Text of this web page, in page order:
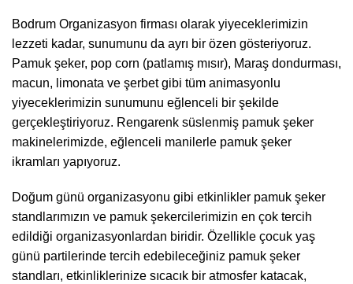
Bodrum Organizasyon firması olarak yiyeceklerimizin
lezzeti kadar, sunumunu da ayrı bir özen gösteriyoruz.
Pamuk şeker, pop corn (patlamış mısır), Maraş dondurması,
macun, limonata ve şerbet gibi tüm animasyonlu
yiyeceklerimizin sunumunu eğlenceli bir şekilde
gerçekleştiriyoruz. Rengarenk süslenmiş pamuk şeker
makinelerimizde, eğlenceli manilerle pamuk şeker
ikramları yapıyoruz.
Doğum günü organizasyonu gibi etkinlikler pamuk şeker
standlarımızın ve pamuk şekercilerimizin en çok tercih
edildiği organizasyonlardan biridir. Özellikle çocuk yaş
günü partilerinde tercih edebileceğiniz pamuk şeker
standları, etkinliklerinize sıcacık bir atmosfer katacak,